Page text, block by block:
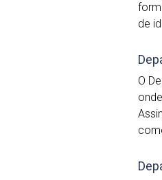
de
O